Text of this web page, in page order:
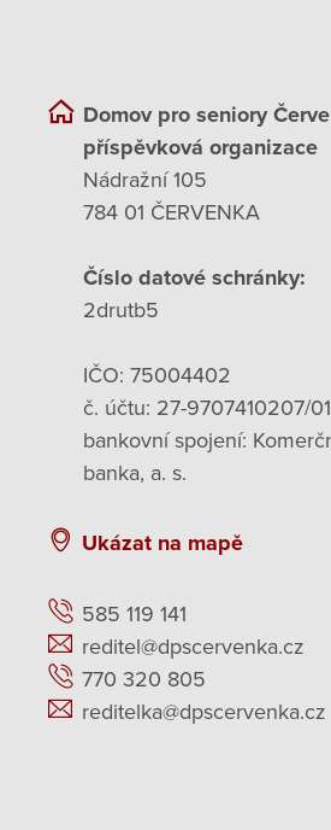
Domov pro seniory
příspěvková organizace
Nádražní 105
784 01 ČERVENKA
Číslo datové schránky:
2drutb5
IČO: 75004402
č. účtu: 27-9707410207/
bankovní spojení:
banka, a. s.
Ukázat na mapě
585 119 141
reditel@dpscervenka.cz
770 320 805
reditelka@dpscervenka.cz